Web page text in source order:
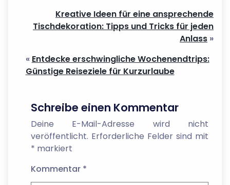
Kreative Ideen für eine ansprechende
Tischdekoration: Tipps und Tricks für jeden
Anlass »
« Entdecke erschwingliche Wochenendtrips:
Günstige Reiseziele für Kurzurlaube
Schreibe einen Kommentar
Deine E-Mail-Adresse wird nicht
veröffentlicht. Erforderliche Felder sind mit
* markiert
Kommentar *